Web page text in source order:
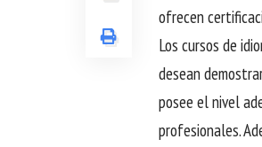
ofrecen
Los cursos de
desean
posee el nivel
profesionales.